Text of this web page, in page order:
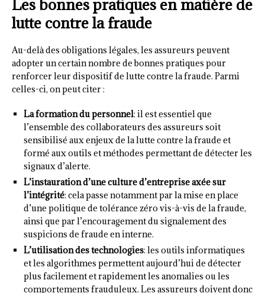
Les bonnes pratiques en matière de
lutte contre la fraude
Au-delà des obligations légales, les assureurs peuvent
adopter un certain nombre de bonnes pratiques pour
renforcer leur dispositif de lutte contre la fraude. Parmi
celles-ci, on peut citer :
La formation du personnel: il est essentiel que
l’ensemble des collaborateurs des assureurs soit
sensibilisé aux enjeux de la lutte contre la fraude et
formé aux outils et méthodes permettant de détecter les
signaux d’alerte.
L’instauration d’une culture d’entreprise axée sur
l’intégrité: cela passe notamment par la mise en place
d’une politique de tolérance zéro vis-à-vis de la fraude,
ainsi que par l’encouragement du signalement des
suspicions de fraude en interne.
L’utilisation des technologies: les outils informatiques
et les algorithmes permettent aujourd’hui de détecter
plus facilement et rapidement les anomalies ou les
comportements frauduleux. Les assureurs doivent donc